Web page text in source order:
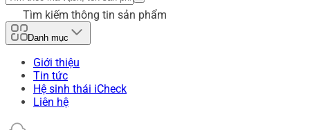
Tìm kiếm thông tin sản phẩm
Danh mục
Giới thiệu
Tin tức
Hệ sinh thái iCheck
Liên hệ